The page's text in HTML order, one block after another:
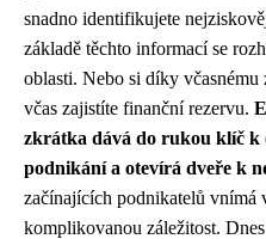
snadno identifikujete
základě těchto informací se
oblasti. Nebo si díky
včas zajistíte finanční rezervu.
zkrátka dává do rukou klíč k
podnikání a otevírá dveře k
začínajících podnikatelů vnímá
komplikovanou záležitost.